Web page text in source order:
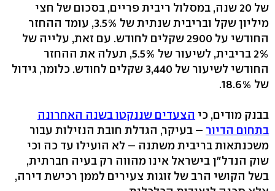
של 20 שנה, במסלול ריבית פריים, בסכום של חצי
מיליון שקל ובריבית שנתית של 3.5%, עומד ההחזר
החודשי על 2900 שקלים לחודש. עם זאת, עלייה של
2% בריבית, לשיעור של 5.5%, תעלה את ההחזר
החודשי לשיעור של 3,440 שקלים לחודש. כלומר, גידול
של 18.6%.
בבנק מודים, כי הצעדים שננקטו בשנה האחרונה
בתחום הדיור – בעיקר, הגדלת חובת הנזילות עבור
משכנתאות בריבית משתנה – לא הועילו עד כה וכי
שוק הנדל"ן בישראל אינו מהווה רק בעיה חברתית,
בשל הקושי הרב של זוגות צעירים לממן רכישת דירה,